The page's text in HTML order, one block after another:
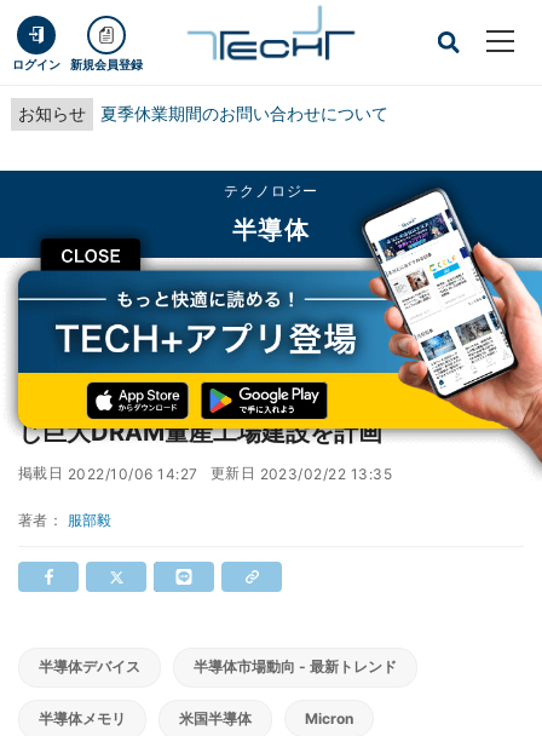
ログイン 新規会員登録
お知らせ 夏季休業期間のお問い合わせについて
CLOSE
テクノロジー
半導体
TECH+ テクノロジー
半導体
Micron、米ニューヨーク州に1000億ドルを投じ巨大DRAM量産工場建設を計画
Micron、米ニューヨーク州に1000億ドルを投
じ巨大DRAM量産工場建設を計画
掲載日 2022/10/06 14:27 更新日 2023/02/22 13:35
著者： 服部毅
半導体デバイス 半導体市場動向 - 最新トレンド
半導体メモリ 米国半導体 Micron